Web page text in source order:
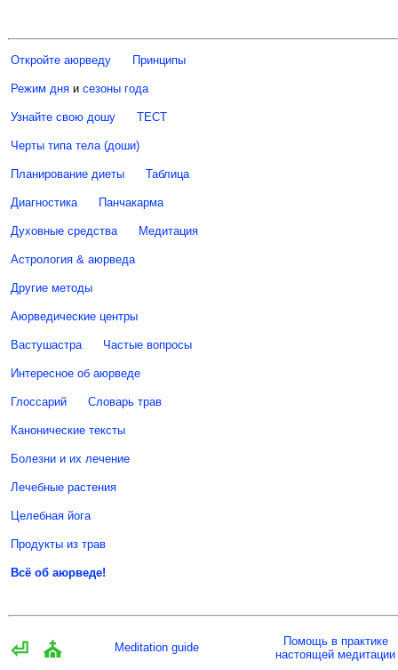
Откройте аюрведу Принципы
Режим дня и сезоны года
Узнайте свою дошу ТЕСТ
Черты типа тела (доши)
Планирование диеты Таблица
Диагностика Панчакарма
Духовные средства Медитация
Астрология & аюрведа
Другие методы
Аюрведические центры
Вастушастра Частые вопросы
Интересное об аюрведе
Глоссарий Словарь трав
Канонические тексты
Болезни и их лечение
Лечебные растения
Целебная йога
Продукты из трав
Всё об аюрведе!
⏎ ⛪ Meditation guide
Помощь в практике
настоящей медитации